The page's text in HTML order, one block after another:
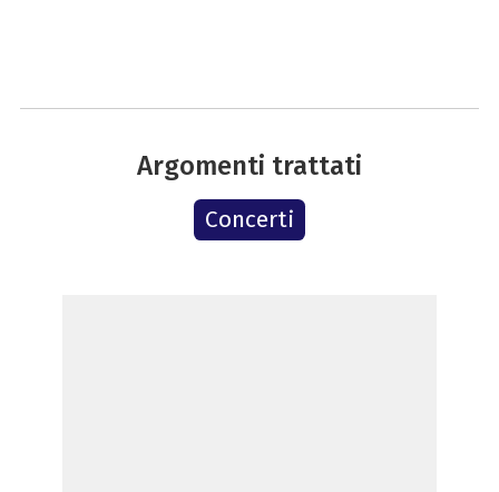
Argomenti trattati
Concerti